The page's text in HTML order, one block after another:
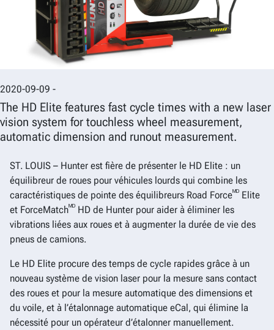
2020-09-09 -
The HD Elite features fast cycle times with a new laser
vision system for touchless wheel measurement,
automatic dimension and runout measurement.
ST. LOUIS – Hunter est fière de présenter le HD Elite : un
équilibreur de roues pour véhicules lourds qui combine les
caractéristiques de pointe des équilibreurs Road Forceᴹᴰ Elite
et ForceMatchᴹᴰ HD de Hunter pour aider à éliminer les
vibrations liées aux roues et à augmenter la durée de vie des
pneus de camions.
Le HD Elite procure des temps de cycle rapides grâce à un
nouveau système de vision laser pour la mesure sans contact
des roues et pour la mesure automatique des dimensions et
du voile, et à l’étalonnage automatique eCal, qui élimine la
nécessité pour un opérateur d’étalonner manuellement.